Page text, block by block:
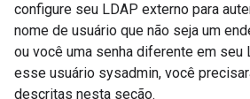
configure seu LDAP externo para
nome de usuário que não seja um
ou você uma senha diferente em seu
esse usuário sysadmin, você
descritas nesta seção.